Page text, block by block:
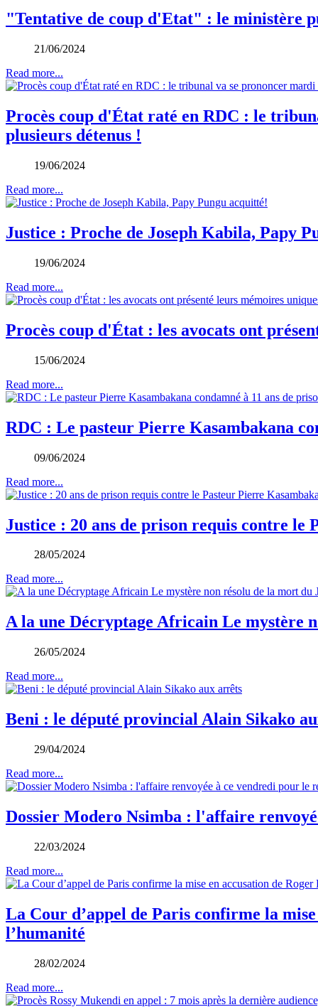
"Tentative de coup d'Etat" : le ministère
21/06/2024
Read more...
Procès coup d'État raté en RDC : le
plusieurs détenus !
19/06/2024
Read more...
Justice : Proche de Joseph Kabila, Papy
19/06/2024
Read more...
Procès coup d'État : les avocats ont
15/06/2024
Read more...
RDC : Le pasteur Pierre Kasambakana
09/06/2024
Read more...
Justice : 20 ans de prison requis contre
28/05/2024
Read more...
A la une Décryptage Africain Le mystère
26/05/2024
Read more...
Beni : le député provincial Alain Sikako
29/04/2024
Read more...
Dossier Modero Nsimba : l'affaire
22/03/2024
Read more...
La Cour d’appel de Paris confirme la
l’humanité
28/02/2024
Read more...